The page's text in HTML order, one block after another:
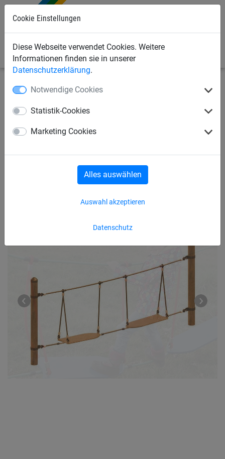
Cookie Einstellungen
Diese Webseite verwendet Cookies. Weitere
Informationen finden sie in unserer
Datenschutzerklärung.
Notwendige Cookies
Statistik-Cookies
Marketing Cookies
Datenschutz
Auswahl akzeptieren
Alles auswählen
Seilspielgeräte Seilparcours "Haiger"
Surfer, für Robinie-Pfosten